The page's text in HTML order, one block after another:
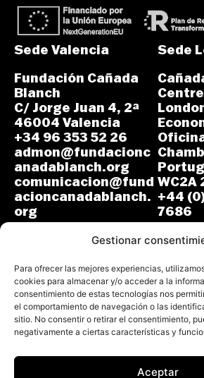
Gestionar
Para ofrecer las mejores experiencias,
cookies para almacenar y/o acceder a la
consentimiento de estas tecnologías nos
el comportamiento de navegación o las
sitio. No consentir o retirar el consentimiento,
negativamente a ciertas características y
Aceptar
Sede Valencia
Fundación Cañada
Blanch
C/ Jorge Juan 4, 2ª
46004 Valencia
+34 96 353 52 26
admon@fundacionc
anadablanch.org
comunicacion@fund
acioncanadablanch.
org
Sede
Centre
WC2A
+44
7686